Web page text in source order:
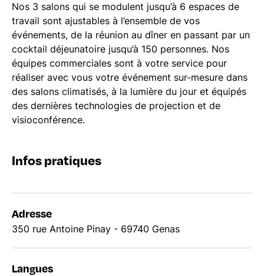
Nos 3 salons qui se modulent jusqu’à 6 espaces de
travail sont ajustables à l’ensemble de vos
événements, de la réunion au dîner en passant par un
cocktail déjeunatoire jusqu’à 150 personnes. Nos
équipes commerciales sont à votre service pour
réaliser avec vous votre événement sur-mesure dans
des salons climatisés, à la lumière du jour et équipés
des dernières technologies de projection et de
visioconférence.
Infos pratiques
Adresse
350 rue Antoine Pinay - 69740 Genas
Langues